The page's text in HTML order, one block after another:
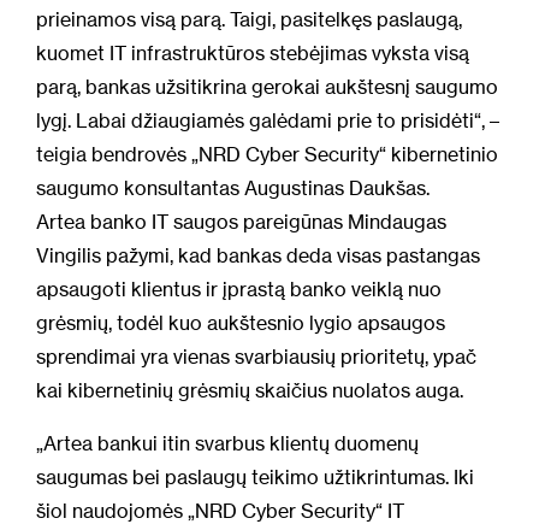
prieinamos visą parą. Taigi, pasitelkęs paslaugą,
kuomet IT infrastruktūros stebėjimas vyksta visą
parą, bankas užsitikrina gerokai aukštesnį saugumo
lygį. Labai džiaugiamės galėdami prie to prisidėti“, –
teigia bendrovės „NRD Cyber Security“ kibernetinio
saugumo konsultantas Augustinas Daukšas.
Artea banko IT saugos pareigūnas Mindaugas
Vingilis pažymi, kad bankas deda visas pastangas
apsaugoti klientus ir įprastą banko veiklą nuo
grėsmių, todėl kuo aukštesnio lygio apsaugos
sprendimai yra vienas svarbiausių prioritetų, ypač
kai kibernetinių grėsmių skaičius nuolatos auga.
„Artea bankui itin svarbus klientų duomenų
saugumas bei paslaugų teikimo užtikrintumas. Iki
šiol naudojomės „NRD Cyber Security“ IT